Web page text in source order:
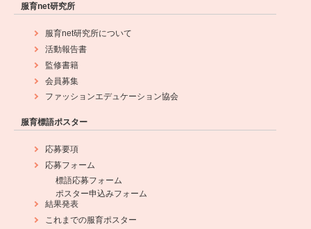
服育net研究所
服育net研究所について
活動報告書
監修書籍
会員募集
ファッションエデュケーション協会
服育標語ポスター
応募要項
応募フォーム
標語応募フォーム
ポスター申込みフォーム
結果発表
これまでの服育ポスター